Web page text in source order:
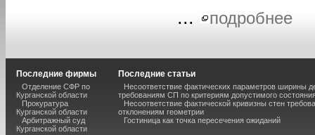
...
подробнее
Последние фирмы
Отделение СФР по
Курганской области
Прокуратура
Курганской области
Арбитражный суд
Курганской области
Последние статьи
Несоответствие фактических параметров ширины
требованиям СП по критериям допустимого
Несоответствие фактической кривизны стен
отклонениям геометрии
Гостиница как точка пересечения ожиданий